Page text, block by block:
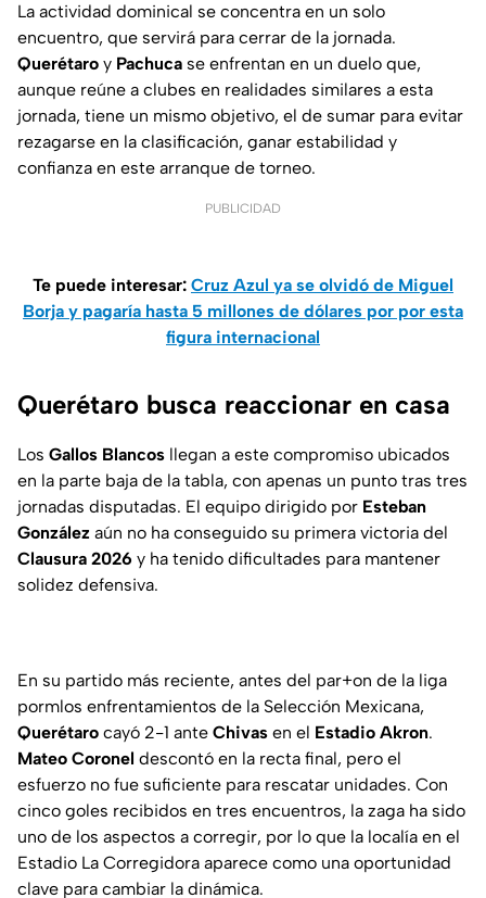
La actividad dominical se concentra en un solo
encuentro, que servirá para cerrar de la jornada.
Querétaro y Pachuca se enfrentan en un duelo que,
aunque reúne a clubes en realidades similares a esta
jornada, tiene un mismo objetivo, el de sumar para evitar
rezagarse en la clasificación, ganar estabilidad y
confianza en este arranque de torneo.
PUBLICIDAD
Te puede interesar: Cruz Azul ya se olvidó de Miguel
Borja y pagaría hasta 5 millones de dólares por por esta
figura internacional
Querétaro busca reaccionar en casa
Los Gallos Blancos llegan a este compromiso ubicados
en la parte baja de la tabla, con apenas un punto tras tres
jornadas disputadas. El equipo dirigido por Esteban
González aún no ha conseguido su primera victoria del
Clausura 2026 y ha tenido dificultades para mantener
solidez defensiva.
En su partido más reciente, antes del par+on de la liga
pormlos enfrentamientos de la Selección Mexicana,
Querétaro cayó 2-1 ante Chivas en el Estadio Akron.
Mateo Coronel descontó en la recta final, pero el
esfuerzo no fue suficiente para rescatar unidades. Con
cinco goles recibidos en tres encuentros, la zaga ha sido
uno de los aspectos a corregir, por lo que la localía en el
Estadio La Corregidora aparece como una oportunidad
clave para cambiar la dinámica.